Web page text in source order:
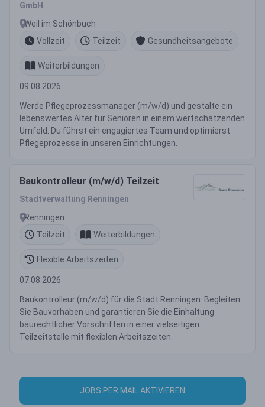
GmbH
Weil im Schönbuch
Vollzeit
Teilzeit Gesundheitsangebote
Weiterbildungen
09.08.2026
Werde Pflegeprozessmanager (m/w/d) und gestalte ein
lebenswertes Alter für Senioren in einem wertschätzenden
Umfeld. Du führst ein engagiertes Team und optimierst
Pflegeprozesse in unseren Einrichtungen.
Baukontrolleur (m/w/d) Teilzeit
Stadtverwaltung Renningen
Renningen
Teilzeit
Weiterbildungen
Flexible Arbeitszeiten
07.08.2026
Baukontrolleur (m/w/d) für die Stadt Renningen: Begleiten
Sie Bauvorhaben und garantieren Sie die Einhaltung
baurechtlicher Vorschriften in einer vielseitigen
Teilzeitstelle mit flexiblen Arbeitszeiten.
JOBS PER MAIL AKTIVIEREN